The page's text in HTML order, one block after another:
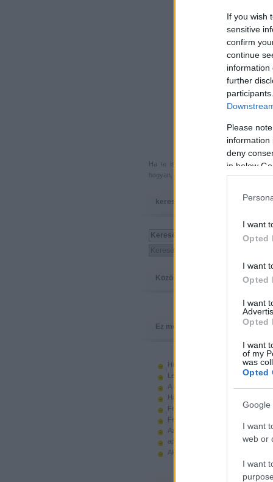
If you wish
sensitive
confirm
continue
information
further
Please
information
deny
in below
I want
Opted
I want
Opted
I want
Opted
I want
of my
was
Opted
Google
I want
web or
I want
Ha te is küldenél egy végigjátszást,
hogyan, hova, mikor, kivel és miért,
keresés
Közösség
Ez megy
Hiányzó elemek beszerzése
Legoland Németország 2010
A kastélyok képes története
Használt legót piacról
Feltörjük a legó ugart
Fehérítsd ki!
Az Indiana Jones készletek
apró. hirdetés.
Akciók, újdonságok a polcon,